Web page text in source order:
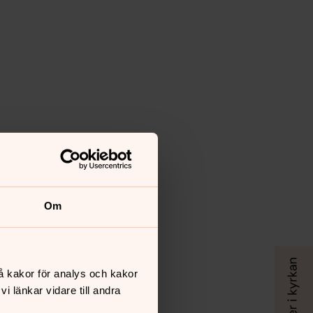
Om
kakor för analys och kakor
länkar vidare till andra